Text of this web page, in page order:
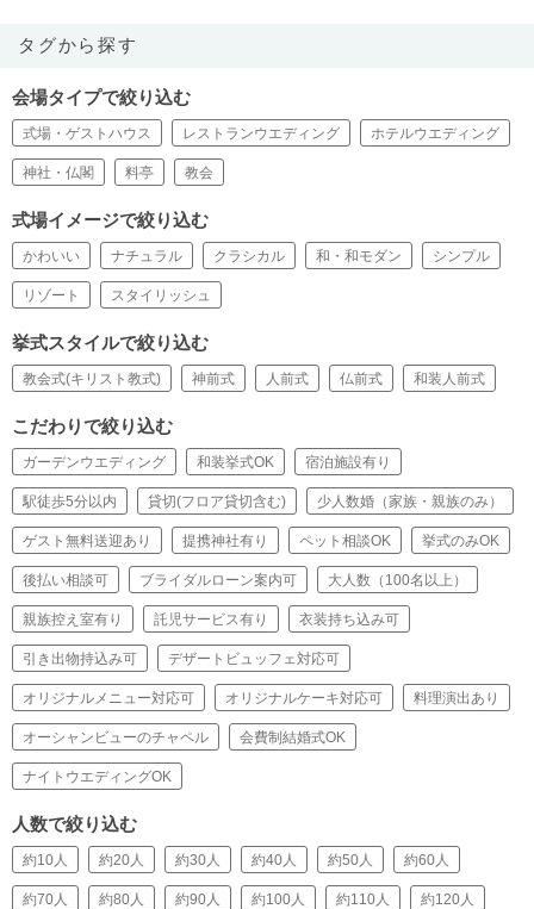
タグから探す
会場タイプで絞り込む
式場・ゲストハウス レストランウエディング ホテルウエディング
神社・仏閣 料亭 教会
式場イメージで絞り込む
かわいい ナチュラル クラシカル 和・和モダン シンプル
リゾート スタイリッシュ
挙式スタイルで絞り込む
教会式(キリスト教式) 神前式 人前式 仏前式 和装人前式
こだわりで絞り込む
ガーデンウエディング 和装挙式OK 宿泊施設有り
駅徒歩5分以内 貸切(フロア貸切含む) 少人数婚（家族・親族のみ）
ゲスト無料送迎あり 提携神社有り ペット相談OK 挙式のみOK
後払い相談可 ブライダルローン案内可 大人数（100名以上）
親族控え室有り 託児サービス有り 衣装持ち込み可
引き出物持込み可 デザートビュッフェ対応可
オリジナルメニュー対応可 オリジナルケーキ対応可 料理演出あり
オーシャンビューのチャペル 会費制結婚式OK
ナイトウエディングOK
人数で絞り込む
約10人 約20人 約30人 約40人 約50人 約60人
約70人 約80人 約90人 約100人 約110人 約120人